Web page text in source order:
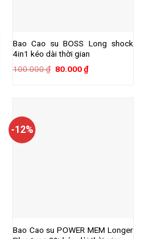
Bao Cao su BOSS Long shock
4in1 kéo dài thời gian
100.000₫ Giá
80.000₫Giá
hiện
-12%
Bao Cao su POWER MEM Longer